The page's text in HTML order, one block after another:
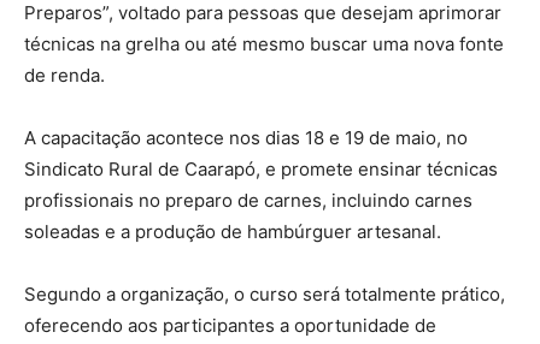
Preparos”, voltado para pessoas que desejam aprimorar
técnicas na grelha ou até mesmo buscar uma nova fonte
de renda.
A capacitação acontece nos dias 18 e 19 de maio, no
Sindicato Rural de Caarapó, e promete ensinar técnicas
profissionais no preparo de carnes, incluindo carnes
soleadas e a produção de hambúrguer artesanal.
Segundo a organização, o curso será totalmente prático,
oferecendo aos participantes a oportunidade de